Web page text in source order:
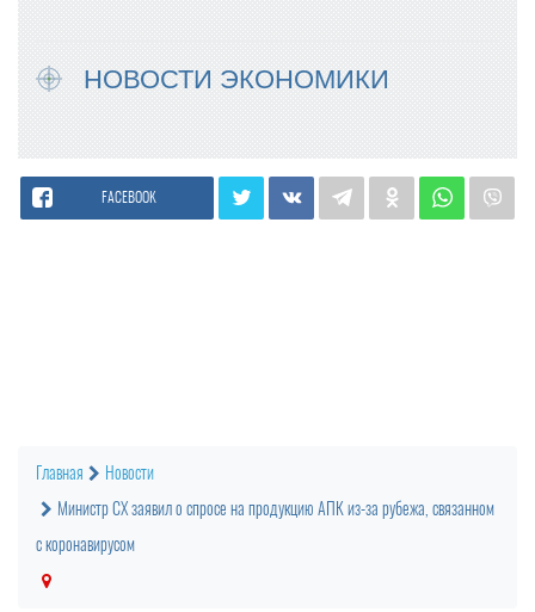
НОВОСТИ ЭКОНОМИКИ
FACEBOOK
Главная
Новости
Министр СХ заявил о спросе на продукцию АПК из-за рубежа, связанном
с коронавирусом